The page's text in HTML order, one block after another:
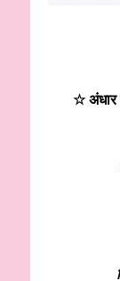
☆अंधार